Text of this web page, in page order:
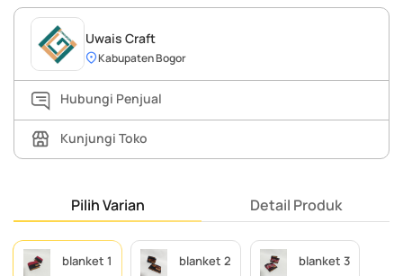
Uwais Craft
Kabupaten Bogor
Hubungi Penjual
Kunjungi Toko
Pilih Varian Detail Produk
blanket 1 blanket 2 blanket 3